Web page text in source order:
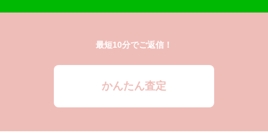
最短10分でご返信！
かんたん査定